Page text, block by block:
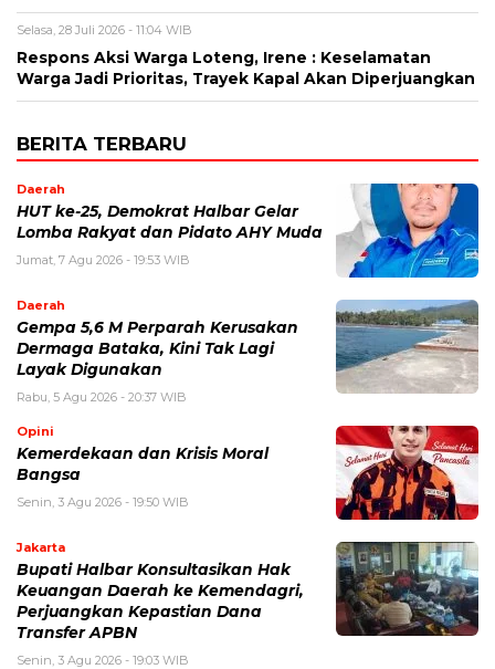
Selasa, 28 Juli 2026 - 11:04 WIB
Respons Aksi Warga Loteng, Irene : Keselamatan
Warga Jadi Prioritas, Trayek Kapal Akan Diperjuangkan
BERITA TERBARU
Daerah
HUT ke-25, Demokrat Halbar Gelar
Lomba Rakyat dan Pidato AHY Muda
Jumat, 7 Agu 2026 - 19:53 WIB
Daerah
Gempa 5,6 M Perparah Kerusakan
Dermaga Bataka, Kini Tak Lagi
Layak Digunakan
Rabu, 5 Agu 2026 - 20:37 WIB
Opini
Kemerdekaan dan Krisis Moral
Bangsa
Senin, 3 Agu 2026 - 19:50 WIB
Jakarta
Bupati Halbar Konsultasikan Hak
Keuangan Daerah ke Kemendagri,
Perjuangkan Kepastian Dana
Transfer APBN
Senin, 3 Agu 2026 - 19:03 WIB